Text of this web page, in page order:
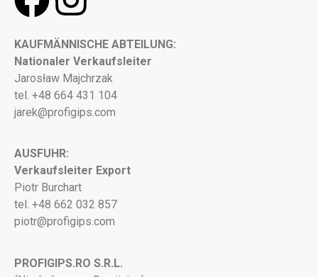
KAUFMÄNNISCHE ABTEILUNG:
Nationaler Verkaufsleiter
Jarosław Majchrzak
tel. +48 664 431 104
jarek@profigips.com
AUSFUHR:
Verkaufsleiter Export
Piotr Burchart
tel. +48 662 032 857
piotr@profigips.com
PROFIGIPS.RO S.R.L.